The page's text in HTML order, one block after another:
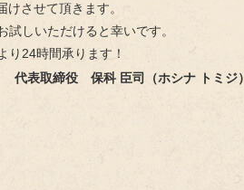
させて頂きます。
しいただけると幸いです。
り24時間承ります！
代表取締役 保科 臣司（ホシナ トミジ）